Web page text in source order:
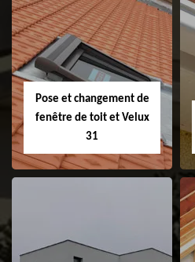
Couvreur 31
Pose et changement de
fenêtre de toit et Velux
31
Pose et